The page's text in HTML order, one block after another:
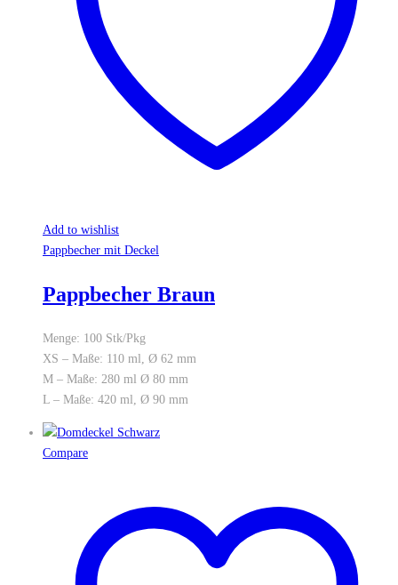
Add to wishlist
Pappbecher mit Deckel
Pappbecher Braun
Menge: 100 Stk/Pkg
XS – Maße: 110 ml, Ø 62 mm
M – Maße: 280 ml Ø 80 mm
L – Maße: 420 ml, Ø 90 mm
Compare